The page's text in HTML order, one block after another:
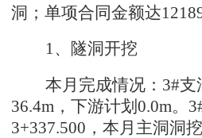
洞；单项合同金额达
1、隧洞开挖
本月完成情况： 3#支
36.4m，下游计划0.0m。
3+337.500，本月主洞洞